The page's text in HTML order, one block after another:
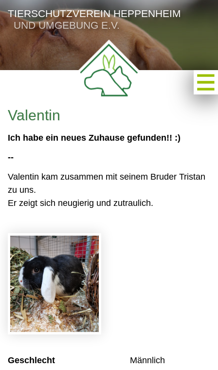
TIERSCHUTZVEREIN HEPPENHEIM
UND UMGEBUNG E.V.
Valentin
Ich habe ein neues Zuhause gefunden!! :)
--
Valentin kam zusammen mit seinem Bruder Tristan
zu uns.
Er zeigt sich neugierig und zutraulich.
Geschlecht Männlich